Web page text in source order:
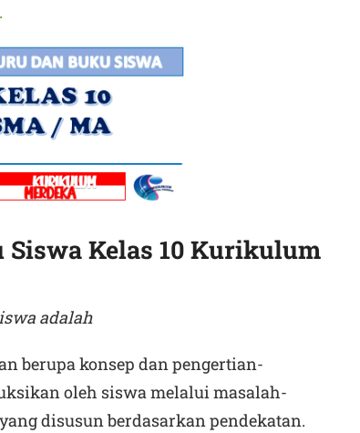
Siswa Kelas 10 Kurikulum
adalah
berupa konsep dan pengertian-
oleh siswa melalui masalah-
disusun berdasarkan pendekatan.